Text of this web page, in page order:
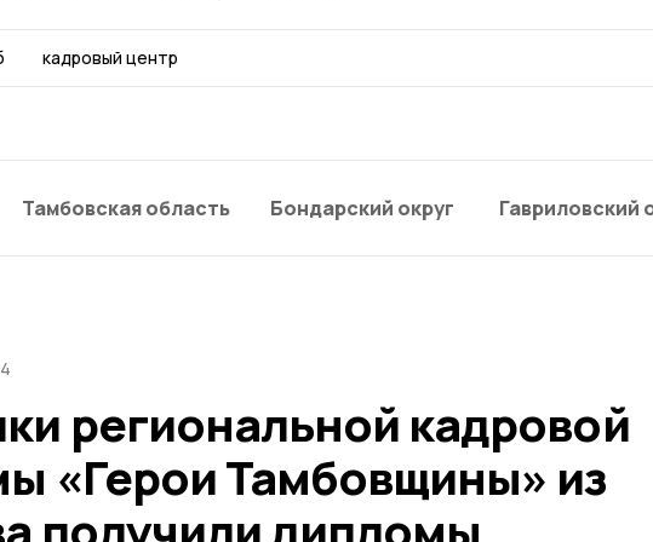
кадровый центр
Тамбовская область Бондарский округ Гавриловский
региональной кадровой
«Герои Тамбовщины» из